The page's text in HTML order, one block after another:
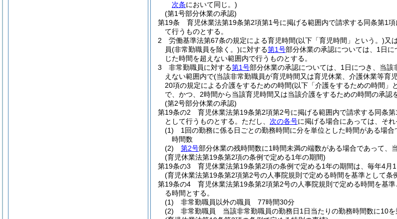
次条において同じ。)
(第1号部分休業の承認)
第19条
育児休業法第19条第2項第1号に掲げる範囲内で請求する同条第1
て行うものとする。
2
労働基準法第67条の規定による育児時間(以下「育児時間」という。)又
員(非常勤職員を除く。)に対する第1号部分休業の承認については、1日
じた時間を超えない範囲内で行うものとする。
3
非常勤職員に対する第1号部分休業の承認については、1日につき、当
えない範囲内で(当該非常勤職員が育児時間又は育児休業、介護休業等育
20項の規定による介護をするための時間(以下「介護をするための時間」
で、かつ、2時間から当該育児時間又は当該介護をするための時間の承
(第2号部分休業の承認)
第19条の2
育児休業法第19条第2項第2号に掲げる範囲内で請求する同条
として行うものとする。 ただし、 次の各号に掲げる場合にあっては、そ
(1)
1回の勤務に係る日ごとの勤務時間に分を単位とした時間がある場
時間数
(2)
第2号部分休業の残時間数に1時間未満の端数がある場合であって
(育児休業法第19条第2項の条例で定める1年の期間)
第19条の3
育児休業法第19条第2項の条例で定める1年の期間は、毎年4月
(育児休業法第19条第2項第2号の人事院規則で定める時間を基準として条
第19条の4
育児休業法第19条第2項第2号の人事院規則で定める時間を基準
る時間とする。
(1)
非常勤職員以外の職員 77時間30分
(2)
非常勤職員 当該非常勤職員の勤務日1日当たりの勤務時間数に10を